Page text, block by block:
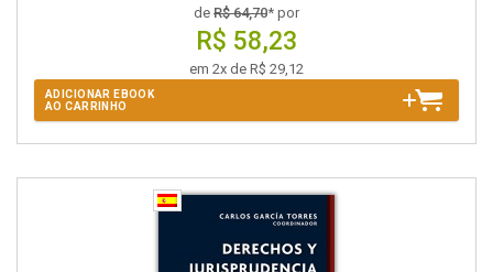
de R$ 64,70* por
R$ 58,23
em 2x de R$ 29,12
ADICIONAR EBOOK
AO CARRINHO